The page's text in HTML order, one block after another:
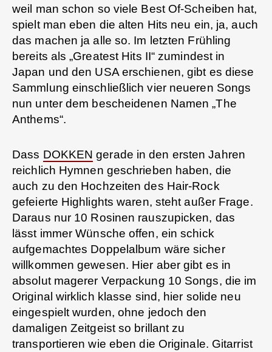
weil man schon so viele Best Of-Scheiben hat,
spielt man eben die alten Hits neu ein, ja, auch
das machen ja alle so. Im letzten Frühling
bereits als „Greatest Hits II“ zumindest in
Japan und den USA erschienen, gibt es diese
Sammlung einschließlich vier neueren Songs
nun unter dem bescheidenen Namen „The
Anthems“.
Dass DOKKEN gerade in den ersten Jahren
reichlich Hymnen geschrieben haben, die
auch zu den Hochzeiten des Hair-Rock
gefeierte Highlights waren, steht außer Frage.
Daraus nur 10 Rosinen rauszupicken, das
lässt immer Wünsche offen, ein schick
aufgemachtes Doppelalbum wäre sicher
willkommen gewesen. Hier aber gibt es in
absolut magerer Verpackung 10 Songs, die im
Original wirklich klasse sind, hier solide neu
eingespielt wurden, ohne jedoch den
damaligen Zeitgeist so brillant zu
transportieren wie eben die Originale. Gitarrist